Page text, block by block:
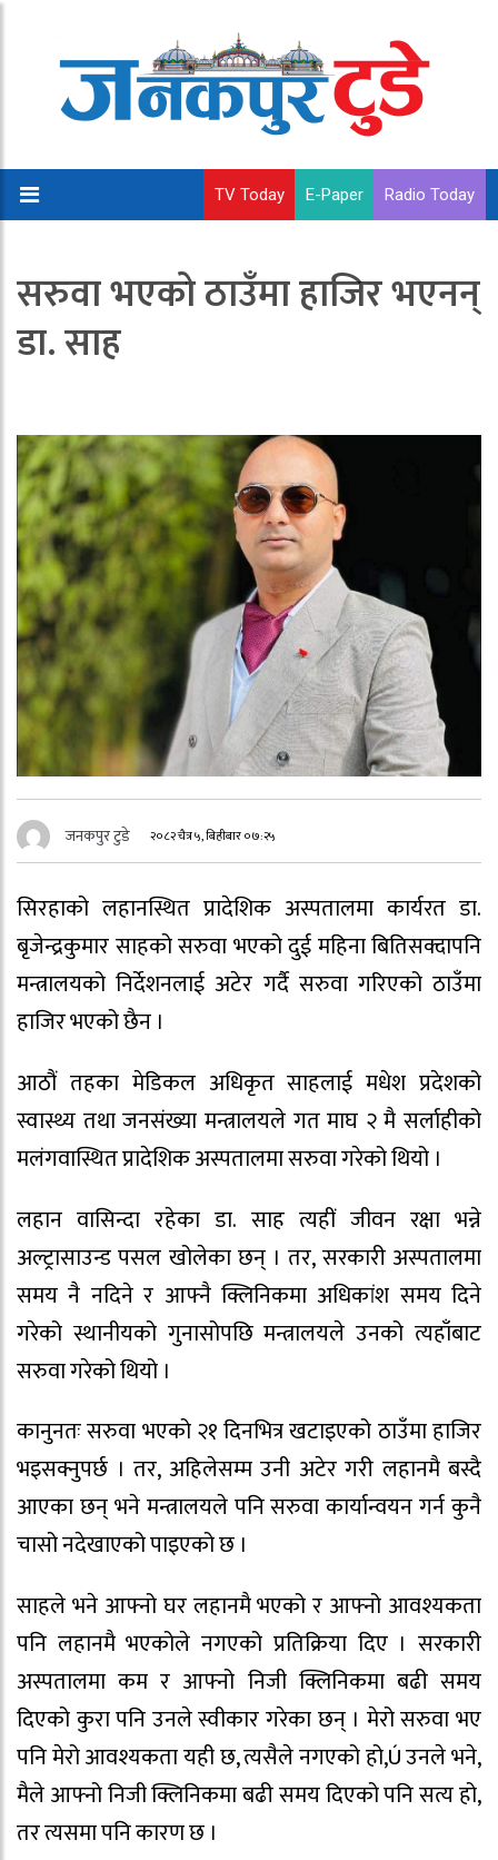
TV Today E-Paper Radio Today
सरुवा भएको ठाउँमा हाजिर भएनन्
डा. साह
जनकपुर टुडे २०८२ चैत्र ५, बिहीबार ०७:२५
सिरहाको लहानस्थित प्रादेशिक अस्पतालमा कार्यरत डा.
बृजेन्द्रकुमार साहको सरुवा भएको दुई महिना बितिसक्दापनि
मन्त्रालयको निर्देशनलाई अटेर गर्दै सरुवा गरिएको ठाउँमा
हाजिर भएको छैन ।
आठौं तहका मेडिकल अधिकृत साहलाई मधेश प्रदेशको
स्वास्थ्य तथा जनसंख्या मन्त्रालयले गत माघ २ मै सर्लाहीको
मलंगवास्थित प्रादेशिक अस्पतालमा सरुवा गरेको थियो ।
लहान वासिन्दा रहेका डा. साह त्यहीं जीवन रक्षा भन्ने
अल्ट्रासाउन्ड पसल खोलेका छन् । तर, सरकारी अस्पतालमा
समय नै नदिने र आफ्नै क्लिनिकमा अधिकांश समय दिने
गरेको स्थानीयको गुनासोपछि मन्त्रालयले उनको त्यहाँबाट
सरुवा गरेको थियो ।
कानुनतः सरुवा भएको २१ दिनभित्र खटाइएको ठाउँमा हाजिर
भइसक्नुपर्छ । तर, अहिलेसम्म उनी अटेर गरी लहानमै बस्दै
आएका छन् भने मन्त्रालयले पनि सरुवा कार्यान्वयन गर्न कुनै
चासो नदेखाएको पाइएको छ ।
साहले भने आफ्नो घर लहानमै भएको र आफ्नो आवश्यकता
पनि लहानमै भएकोले नगएको प्रतिक्रिया दिए । सरकारी
अस्पतालमा कम र आफ्नो निजी क्लिनिकमा बढी समय
दिएको कुरा पनि उनले स्वीकार गरेका छन् । मेरो सरुवा भए
पनि मेरो आवश्यकता यही छ, त्यसैले नगएको हो,Ú उनले भने,
मैले आफ्नो निजी क्लिनिकमा बढी समय दिएको पनि सत्य हो,
तर त्यसमा पनि कारण छ ।